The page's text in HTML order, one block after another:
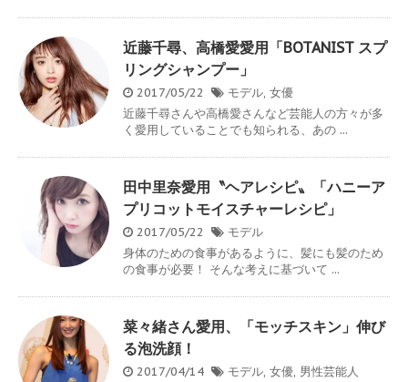
近藤千尋、高橋愛愛用「BOTANIST スプ
リングシャンプー」
2017/05/22 モデル, 女優
近藤千尋さんや高橋愛さんなど芸能人の方々が多
く愛用していることでも知られる、あの ...
田中里奈愛用〝ヘアレシピ〟「ハニーア
プリコットモイスチャーレシピ」
2017/05/22
モデル
身体のための食事があるように、髪にも髪のため
の食事が必要！ そんな考えに基づいて ...
菜々緒さん愛用、「モッチスキン」伸び
る泡洗顔！
2017/04/14 モデル, 女優, 男性芸能人